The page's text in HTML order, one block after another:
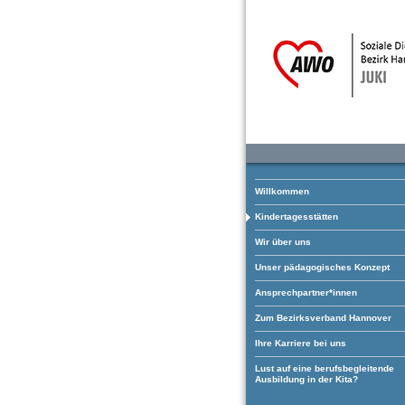
Willkommen
Kindertagesstätten
Wir über uns
Unser pädagogisches Konzept
Ansprechpartner*innen
Zum Bezirksverband Hannover
Ihre Karriere bei uns
Lust auf eine berufsbegleitende
Ausbildung in der Kita?